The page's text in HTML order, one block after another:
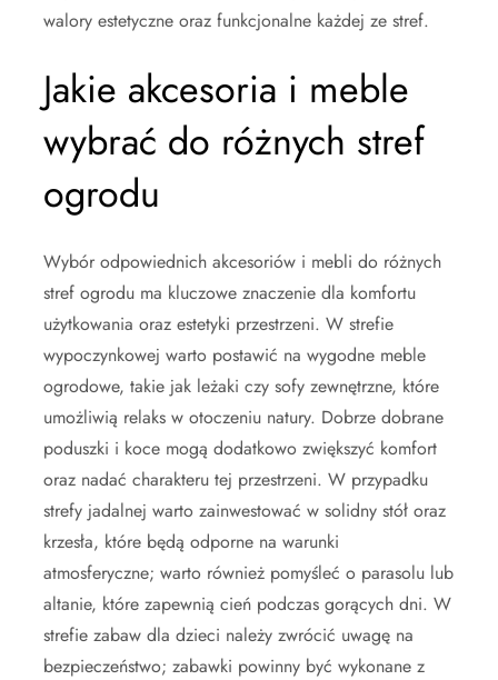
walory estetyczne oraz funkcjonalne każdej ze stref.
Jakie akcesoria i meble
wybrać do różnych stref
ogrodu
Wybór odpowiednich akcesoriów i mebli do różnych
stref ogrodu ma kluczowe znaczenie dla komfortu
użytkowania oraz estetyki przestrzeni. W strefie
wypoczynkowej warto postawić na wygodne meble
ogrodowe, takie jak leżaki czy sofy zewnętrzne, które
umożliwią relaks w otoczeniu natury. Dobrze dobrane
poduszki i koce mogą dodatkowo zwiększyć komfort
oraz nadać charakteru tej przestrzeni. W przypadku
strefy jadalnej warto zainwestować w solidny stół oraz
krzesła, które będą odporne na warunki
atmosferyczne; warto również pomyśleć o parasolu lub
altanie, które zapewnią cień podczas gorących dni. W
strefie zabaw dla dzieci należy zwrócić uwagę na
bezpieczeństwo; zabawki powinny być wykonane z